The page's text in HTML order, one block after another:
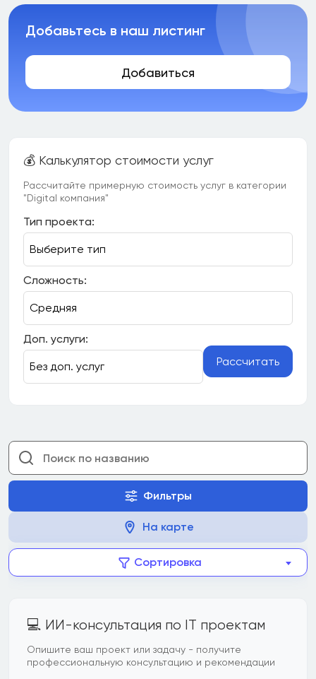
Добавьтесь в наш листинг
Добавиться
💰 Калькулятор стоимости услуг
Рассчитайте примерную стоимость услуг в категории
"Digital компания"
Тип проекта:
Сложность:
Доп. услуги:
Рассчитать
Фильтры
На карте
Сортировка
💻 ИИ-консультация по IT проектам
Опишите ваш проект или задачу - получите
профессиональную консультацию и рекомендации